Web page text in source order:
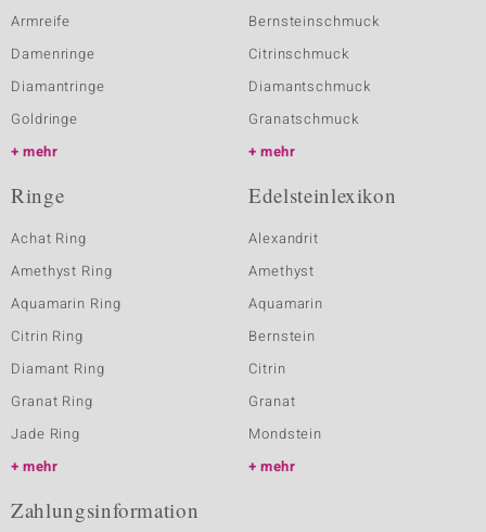
Armreife
Damenringe
Diamantringe
Goldringe
mehr
Bernsteinschmuck
Citrinschmuck
Diamantschmuck
Granatschmuck
mehr
Ringe
Achat Ring
Amethyst Ring
Aquamarin Ring
Citrin Ring
Diamant Ring
Granat Ring
Jade Ring
mehr
Edelsteinlexikon
Alexandrit
Amethyst
Aquamarin
Bernstein
Citrin
Granat
Mondstein
mehr
Zahlungsinformation